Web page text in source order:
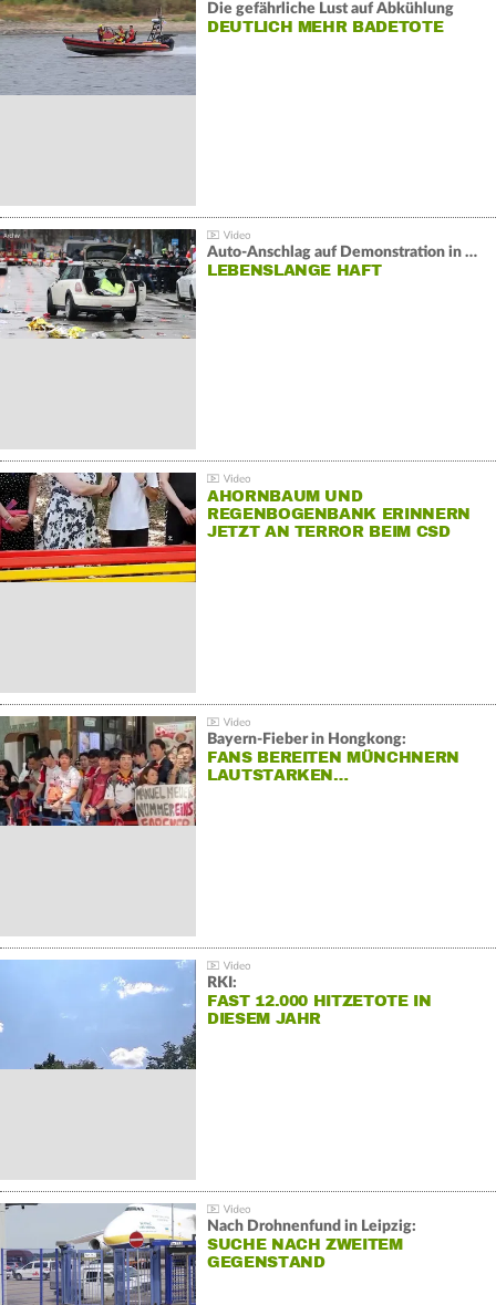
Die gefährliche Lust auf Abkühlung
DEUTLICH MEHR BADETOTE
Auto-Anschlag auf Demonstration in München:
LEBENSLANGE HAFT
AHORNBAUM UND
REGENBOGENBANK ERINNERN
JETZT AN TERROR BEIM CSD
Bayern-Fieber in Hongkong:
FANS BEREITEN MÜNCHNERN
LAUTSTARKEN…
RKI:
FAST 12.000 HITZETOTE IN
DIESEM JAHR
Nach Drohnenfund in Leipzig:
SUCHE NACH ZWEITEM
GEGENSTAND